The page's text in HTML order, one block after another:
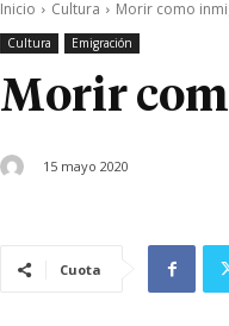
Inicio Cultura Morir como
Cultura Emigración
Morir
15 mayo 2020
Cuota